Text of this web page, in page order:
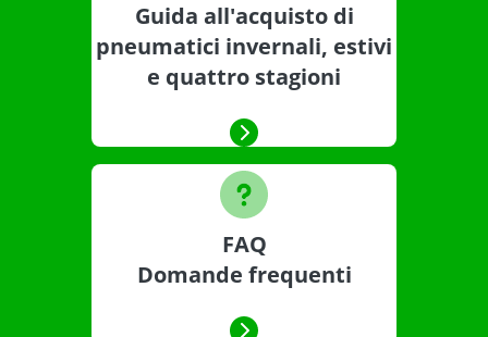
Guida all'acquisto di
pneumatici invernali, estivi
e quattro stagioni
FAQ
Domande frequenti